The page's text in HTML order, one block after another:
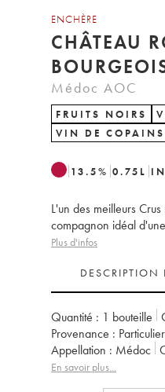
ENCHÈRE
CHÂTEAU
Médoc AOC
FRUITS NOIRS
VIN DE COPAINS
13.5% 0.75 L
L'un des meilleurs
compagnon idéal
Plus d'infos
DESCRIPTION
Quantité : 1 bouteille
Provenance : particulier
Appellation :
Médoc
Propriétaire :
En savoir plus...